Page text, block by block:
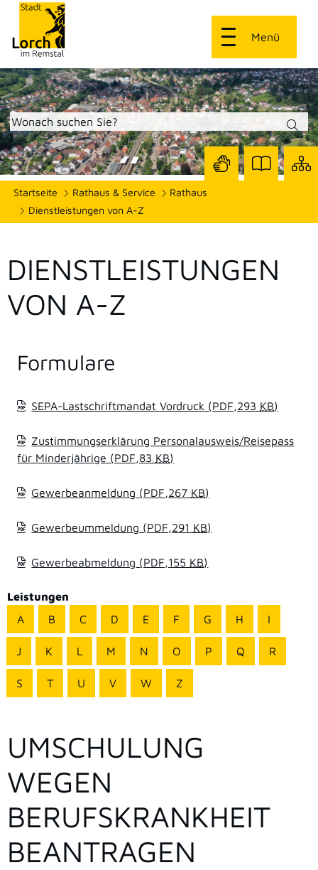
Menü
Startseite Rathaus & Service
Rathaus
Dienstleistungen von A-Z
Seite
DIENSTLEISTUNGEN
VON A-Z
Formulare
SEPA-Lastschriftmandat Vordruck (PDF,293 KB)
Zustimmungserklärung Personalausweis/Reisepass
für Minderjährige (PDF,83 KB)
Gewerbeanmeldung (PDF,267 KB)
Gewerbeummeldung (PDF,291 KB)
Gewerbeabmeldung (PDF,155 KB)
Leistungen
A
B C D E F G H I
J K L M N O P Q R
S T U V W Z
UMSCHULUNG
WEGEN
BERUFSKRANKHEIT
BEANTRAGEN